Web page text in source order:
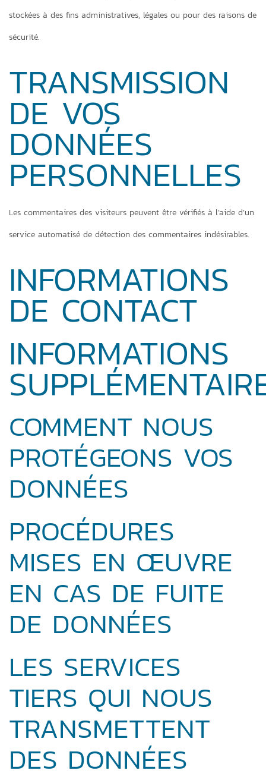
stockées à des fins administratives, légales ou pour des raisons de
sécurité.
TRANSMISSION
DE VOS
DONNÉES
PERSONNELLES
Les commentaires des visiteurs peuvent être vérifiés à l’aide d’un
service automatisé de détection des commentaires indésirables.
INFORMATIONS
DE CONTACT
INFORMATIONS
COMMENT NOUS
PROTÉGEONS VOS
DONNÉES
PROCÉDURES
MISES EN ŒUVRE
EN CAS DE FUITE
DE DONNÉES
LES SERVICES
TIERS QUI NOUS
TRANSMETTENT
DES DONNÉES